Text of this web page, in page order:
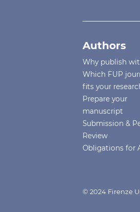
Authors
Why publish
Which FUP
fits your
Prepare your
manuscript
Submission &
Review
Obligations for
© 2024 Firenze